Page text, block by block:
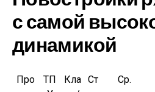
с самой
динамикой
Про
ТП
Кла Ст
Ср.